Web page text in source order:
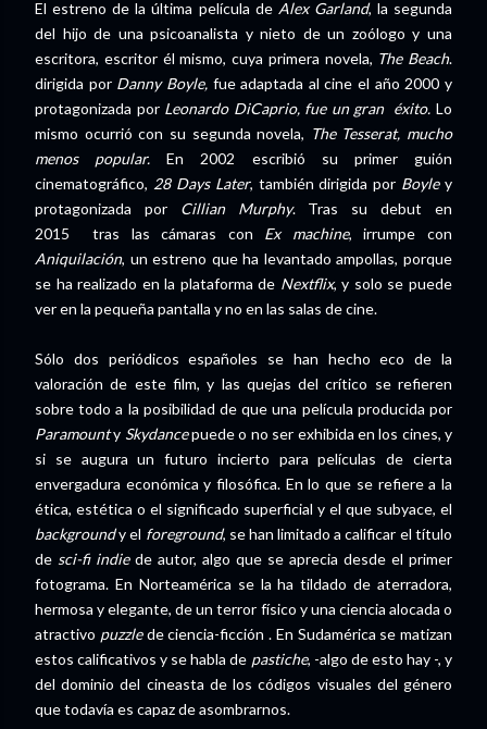
El estreno de la última película de Alex Garland, la segunda
del hijo de una psicoanalista y nieto de un zoólogo y una
escritora, escritor él mismo, cuya primera novela, The Beach.
dirigida por Danny Boyle,fue adaptada al cine el año 2000 y
protagonizada por Leonardo DiCaprio, fue un gran éxito. Lo
mismo ocurrió con su segunda novela, The Tesserat, mucho
menos popular. En 2002 escribió su primer guión
cinematográfico, 28 Days Later, también dirigida por Boyle y
protagonizada por Cillian Murphy. Tras su debut en
2015 tras las cámaras con Ex machine, irrumpe con
Aniquilación, un estreno que ha levantado ampollas, porque
se ha realizado en la plataforma de Nextflix, y solo se puede
ver en la pequeña pantalla y no en las salas de cine.
Sólo dos periódicos españoles se han hecho eco de la
valoración de este film, y las quejas del crítico se refieren
sobre todo a la posibilidad de que una película producida por
Paramounty Skydancepuede o no ser exhibida en los cines, y
si se augura un futuro incierto para películas de cierta
envergadura económica y filosófica. En lo que se refiere a la
ética, estética o el significado superficial y el que subyace, el
backgroundy el foreground, se han limitado a calificar el título
de sci-fi indiede autor, algo que se aprecia desde el primer
fotograma. En Norteamérica se la ha tildado de aterradora,
hermosa y elegante, de un terror físico y una ciencia alocada o
atractivo puzzlede ciencia-ficción . En Sudamérica se matizan
estos calificativos y se habla de pastiche, -algo de esto hay -, y
del dominio del cineasta de los códigos visuales del género
que todavía es capaz de asombrarnos.